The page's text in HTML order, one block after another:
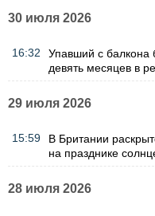
30 июля 2026
16:32
Упавший с балкона
девять месяцев в
29 июля 2026
15:59
В Британии
на празднике
28 июля 2026